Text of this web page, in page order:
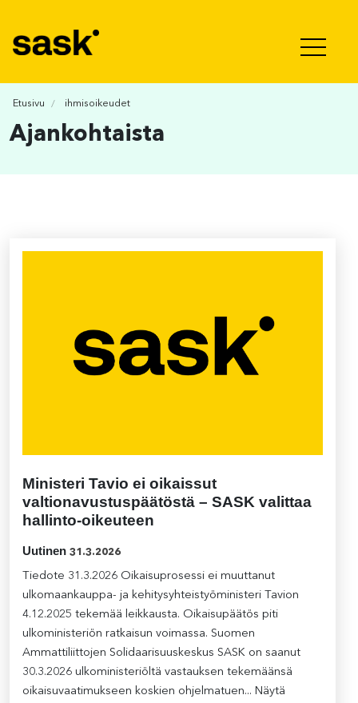
Etusivu ihmisoikeudet
Ajankohtaista
Ministeri Tavio ei oikaissut
valtionavustuspäätöstä – SASK valittaa
hallinto-oikeuteen
Uutinen 31.3.2026
Tiedote 31.3.2026 Oikaisuprosessi ei muuttanut
ulkomaankauppa- ja kehitysyhteistyöministeri Tavion
4.12.2025 tekemää leikkausta. Oikaisupäätös piti
ulkoministeriön ratkaisun voimassa. Suomen
Ammattiliittojen Solidaarisuuskeskus SASK on saanut
30.3.2026 ulkoministeriöltä vastauksen tekemäänsä
oikaisuvaatimukseen koskien ohjelmatuen... Näytä